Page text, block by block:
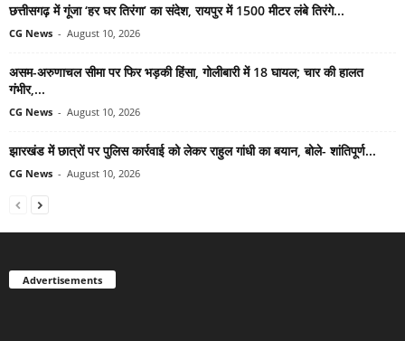
छत्तीसगढ़ में गूंजा ‘हर घर तिरंगा’ का संदेश, रायपुर में 1500 मीटर लंबे तिरंगे...
CG News - August 10, 2026
असम-अरुणाचल सीमा पर फिर भड़की हिंसा, गोलीबारी में 18 घायल; चार की हालत
गंभीर,...
CG News - August 10, 2026
झारखंड में छात्रों पर पुलिस कार्रवाई को लेकर राहुल गांधी का बयान, बोले- शांतिपूर्ण...
CG News - August 10, 2026
Advertisements